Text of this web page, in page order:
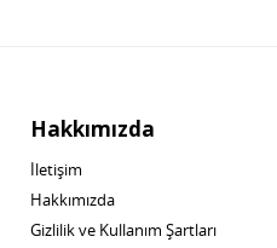
Hakkımızda
İletişim
Hakkımızda
Gizlilik ve Kullanım Şartları